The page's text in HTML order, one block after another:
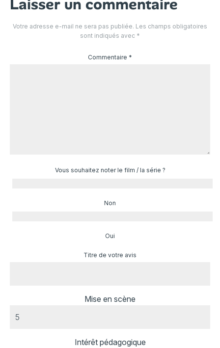
Laisser un commentaire
Votre adresse e-mail ne sera pas publiée. Les champs obligatoires
sont indiqués avec *
Commentaire *
Vous souhaitez noter le film / la série ?
Non
Oui
Titre de votre avis
Mise en scène
Intérêt pédagogique